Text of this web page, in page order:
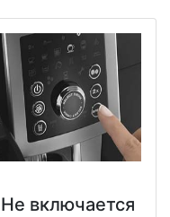
Не включается